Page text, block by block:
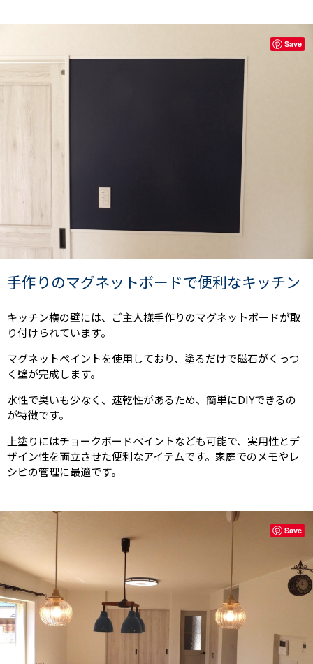
手作りのマグネットボードで便利なキッチン
キッチン横の壁には、ご主人様手作りのマグネットボードが取
り付けられています。
マグネットペイントを使用しており、塗るだけで磁石がくっつ
く壁が完成します。
水性で臭いも少なく、速乾性があるため、簡単にDIYできるの
が特徴です。
上塗りにはチョークボードペイントなども可能で、実用性とデ
ザイン性を両立させた便利なアイテムです。家庭でのメモやレ
シピの管理に最適です。
Save
Save